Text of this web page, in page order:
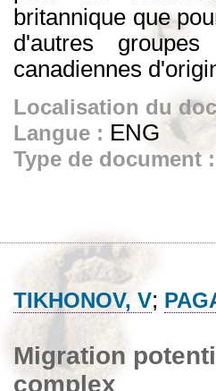
britannique que
d'autres
canadiennes
Localisation du
Langue : ENG
Type de document
TIKHONOV, V;
Migration
complex